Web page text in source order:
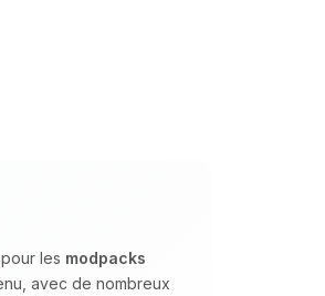
les modpacks
avec de nombreux